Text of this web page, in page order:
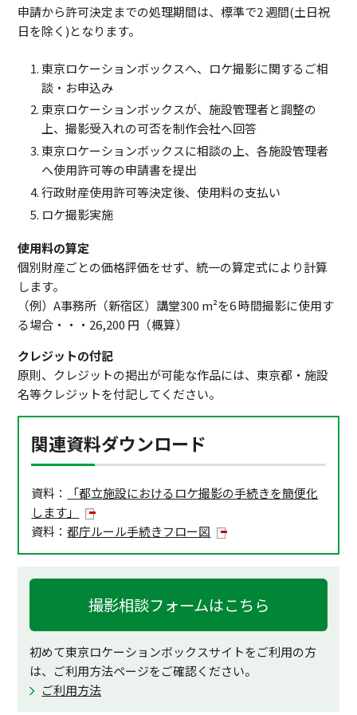
申請から許可決定までの処理期間は、標準で2 週間(土日祝
日を除く)となります。
東京ロケーションボックスへ、ロケ撮影に関するご相
談・お申込み
東京ロケーションボックスが、施設管理者と調整の
上、撮影受入れの可否を制作会社へ回答
東京ロケーションボックスに相談の上、各施設管理者
へ使用許可等の申請書を提出
行政財産使用許可等決定後、使用料の支払い
ロケ撮影実施
使用料の算定
個別財産ごとの価格評価をせず、統一の算定式により計算
します。
（例）A事務所（新宿区）講堂300 m²を6 時間撮影に使用す
る場合・・・26,200 円（概算）
クレジットの付記
原則、クレジットの掲出が可能な作品には、東京都・施設
名等クレジットを付記してください。
関連資料ダウンロード
資料：
「都立施設におけるロケ撮影の手続きを簡便化
します」
資料：都庁ルール手続きフロー図
撮影相談フォームはこちら
初めて東京ロケーションボックスサイトをご利用の方
は、ご利用方法ページをご確認ください。
ご利用方法